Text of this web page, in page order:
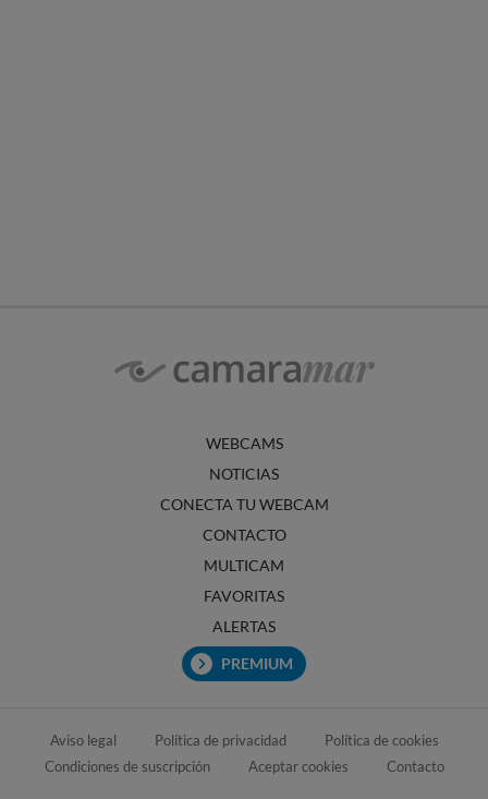
WEBCAMS
NOTICIAS
CONECTA TU WEBCAM
CONTACTO
MULTICAM
FAVORITAS
ALERTAS
PREMIUM
Aviso legal Política de privacidad
Política de cookies
Condiciones de suscripción
Aceptar cookies Contacto